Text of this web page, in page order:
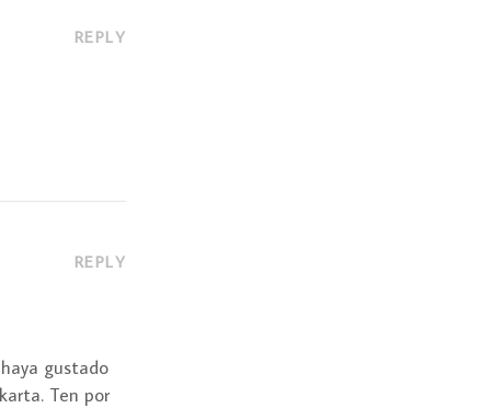
REPLY
REPLY
gustado
Ten por